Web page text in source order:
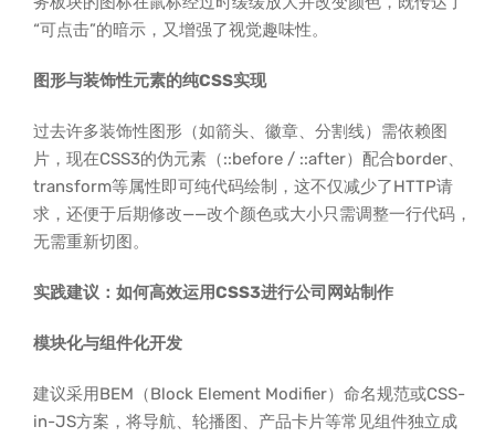
“可点击”的暗示，又增强了视觉趣味性。
图形与装饰性元素的纯CSS实现
过去许多装饰性图形（如箭头、徽章、分割线）需依赖图
片，现在CSS3的伪元素（::before / ::after）配合border、
transform等属性即可纯代码绘制，这不仅减少了HTTP请
求，还便于后期修改——改个颜色或大小只需调整一行代码，
无需重新切图。
实践建议：如何高效运用CSS3进行公司网站制作
模块化与组件化开发
建议采用BEM（Block Element Modifier）命名规范或CSS-
in-JS方案，将导航、轮播图、产品卡片等常见组件独立成